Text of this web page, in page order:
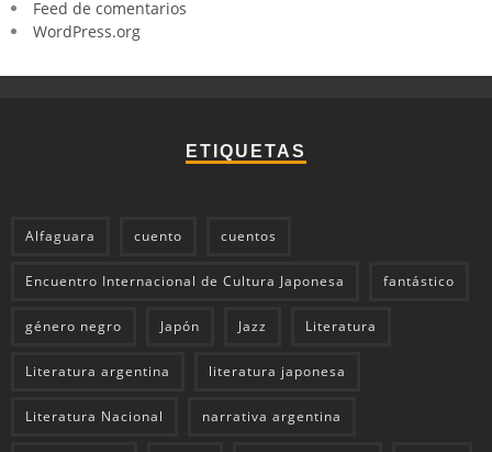
Feed de comentarios
WordPress.org
ETIQUETAS
Alfaguara cuento cuentos
Encuentro Internacional de Cultura Japonesa fantástico
género negro Japón Jazz Literatura
Literatura argentina literatura japonesa
Literatura Nacional narrativa argentina